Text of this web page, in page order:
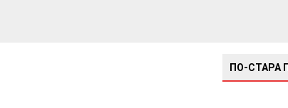
ПО-СТАРА